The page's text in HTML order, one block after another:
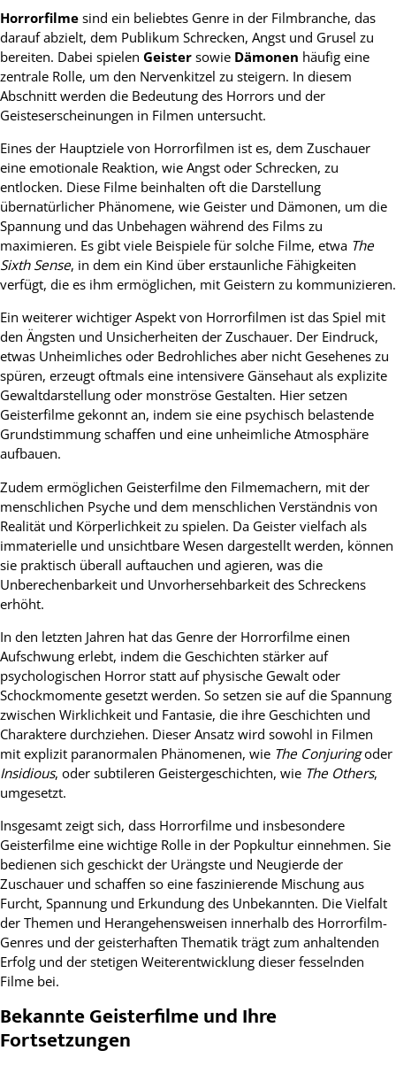
Horrorfilme sind ein beliebtes Genre in der Filmbranche, das
darauf abzielt, dem Publikum Schrecken, Angst und Grusel zu
bereiten. Dabei spielen Geister sowie Dämonen häufig eine
zentrale Rolle, um den Nervenkitzel zu steigern. In diesem
Abschnitt werden die Bedeutung des Horrors und der
Geisteserscheinungen in Filmen untersucht.
Eines der Hauptziele von Horrorfilmen ist es, dem Zuschauer
eine emotionale Reaktion, wie Angst oder Schrecken, zu
entlocken. Diese Filme beinhalten oft die Darstellung
übernatürlicher Phänomene, wie Geister und Dämonen, um die
Spannung und das Unbehagen während des Films zu
maximieren. Es gibt viele Beispiele für solche Filme, etwa The
Sixth Sense, in dem ein Kind über erstaunliche Fähigkeiten
verfügt, die es ihm ermöglichen, mit Geistern zu kommunizieren.
Ein weiterer wichtiger Aspekt von Horrorfilmen ist das Spiel mit
den Ängsten und Unsicherheiten der Zuschauer. Der Eindruck,
etwas Unheimliches oder Bedrohliches aber nicht Gesehenes zu
spüren, erzeugt oftmals eine intensivere Gänsehaut als explizite
Gewaltdarstellung oder monströse Gestalten. Hier setzen
Geisterfilme gekonnt an, indem sie eine psychisch belastende
Grundstimmung schaffen und eine unheimliche Atmosphäre
aufbauen.
Zudem ermöglichen Geisterfilme den Filmemachern, mit der
menschlichen Psyche und dem menschlichen Verständnis von
Realität und Körperlichkeit zu spielen. Da Geister vielfach als
immaterielle und unsichtbare Wesen dargestellt werden, können
sie praktisch überall auftauchen und agieren, was die
Unberechenbarkeit und Unvorhersehbarkeit des Schreckens
erhöht.
In den letzten Jahren hat das Genre der Horrorfilme einen
Aufschwung erlebt, indem die Geschichten stärker auf
psychologischen Horror statt auf physische Gewalt oder
Schockmomente gesetzt werden. So setzen sie auf die Spannung
zwischen Wirklichkeit und Fantasie, die ihre Geschichten und
Charaktere durchziehen. Dieser Ansatz wird sowohl in Filmen
mit explizit paranormalen Phänomenen, wie The Conjuringoder
Insidious, oder subtileren Geistergeschichten, wie The Others,
umgesetzt.
Insgesamt zeigt sich, dass Horrorfilme und insbesondere
Geisterfilme eine wichtige Rolle in der Popkultur einnehmen. Sie
bedienen sich geschickt der Urängste und Neugierde der
Zuschauer und schaffen so eine faszinierende Mischung aus
Furcht, Spannung und Erkundung des Unbekannten. Die Vielfalt
der Themen und Herangehensweisen innerhalb des Horrorfilm-
Genres und der geisterhaften Thematik trägt zum anhaltenden
Erfolg und der stetigen Weiterentwicklung dieser fesselnden
Filme bei.
Bekannte Geisterfilme und Ihre
Fortsetzungen